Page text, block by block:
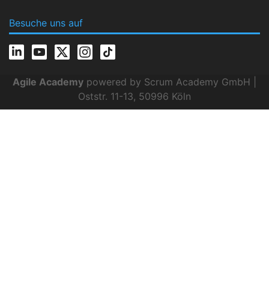
Besuche uns auf
Agile Academy powered by Scrum Academy GmbH |
Oststr. 11-13, 50996 Köln